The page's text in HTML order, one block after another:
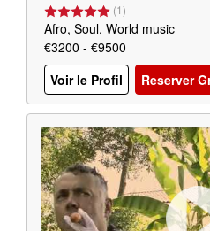
(1)
Afro, Soul, World music
€3200 - €9500
Voir le Profil
Reserver